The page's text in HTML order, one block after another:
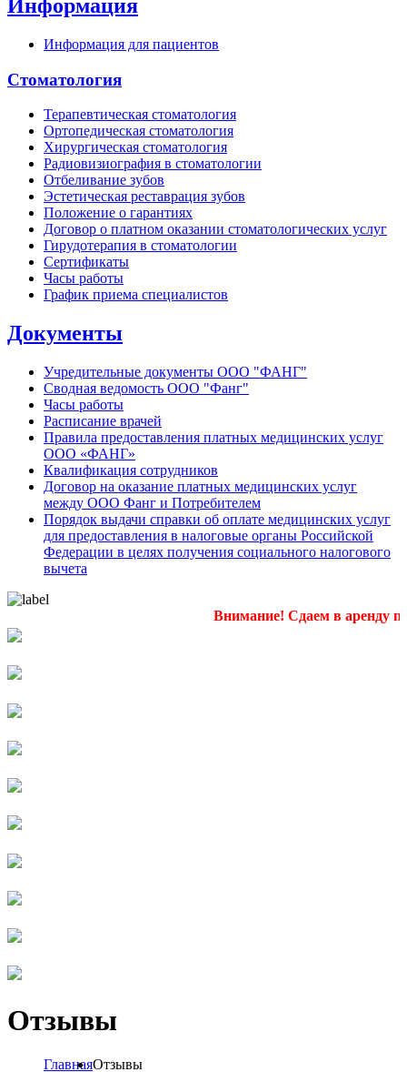
Информация
Информация для пациентов
Стоматология
Терапевтическая стоматология
Ортопедическая стоматология
Хирургическая стоматология
Радиовизиография в стоматологии
Отбеливание зубов
Эстетическая реставрация зубов
Положение о гарантиях
Договор о платном оказании стоматологических услуг
Гирудотерапия в стоматологии
Сертификаты
Часы работы
График приема специалистов
Документы
Учредительные документы ООО "ФАНГ"
Сводная ведомость ООО "Фанг"
Часы работы
Расписание врачей
Правила предоставления платных медицинских услуг
ООО «ФАНГ»
Квалификация сотрудников
Договор на оказание платных медицинских услуг
между ООО Фанг и Потребителем
Порядок выдачи справки об оплате медицинских услуг
для предоставления в налоговые органы Российской
Федерации в целях получения социального налогового
вычета
Внимание! Сдаем в аренду
Отзывы
ГлавнаяОтзывы